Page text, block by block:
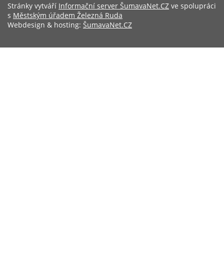
Stránky vytváří Informační server ŠumavaNet.CZ ve spolupráci
s Městským úřadem Železná Ruda
Webdesign & hosting: ŠumavaNet.CZ